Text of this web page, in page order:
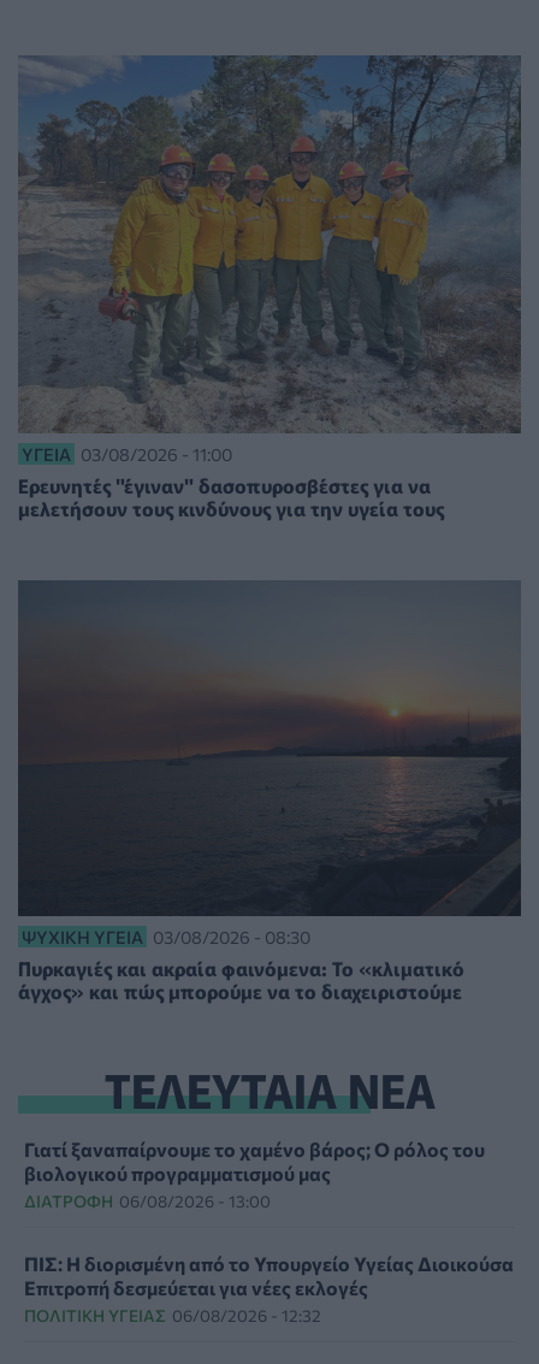
ΥΓΕΊΑ 03/08/2026 - 11:00
Eρευνητές "έγιναν" δασοπυροσβέστες για να
μελετήσουν τους κινδύνους για την υγεία τους
ΨΥΧΙΚΉ ΥΓΕΊΑ 03/08/2026 - 08:30
Πυρκαγιές και ακραία φαινόμενα: Το «κλιματικό
άγχος» και πώς μπορούμε να το διαχειριστούμε
ΤΕΛΕΥΤΑΙΑ ΝΕΑ
Γιατί ξαναπαίρνουμε το χαμένο βάρος; Ο ρόλος του
βιολογικού προγραμματισμού μας
ΔΙΑΤΡΟΦΉ 06/08/2026 - 13:00
ΠΙΣ: Η διορισμένη από το Υπουργείο Υγείας Διοικούσα
Επιτροπή δεσμεύεται για νέες εκλογές
ΠΟΛΙΤΙΚΉ ΥΓΕΊΑΣ 06/08/2026 - 12:32